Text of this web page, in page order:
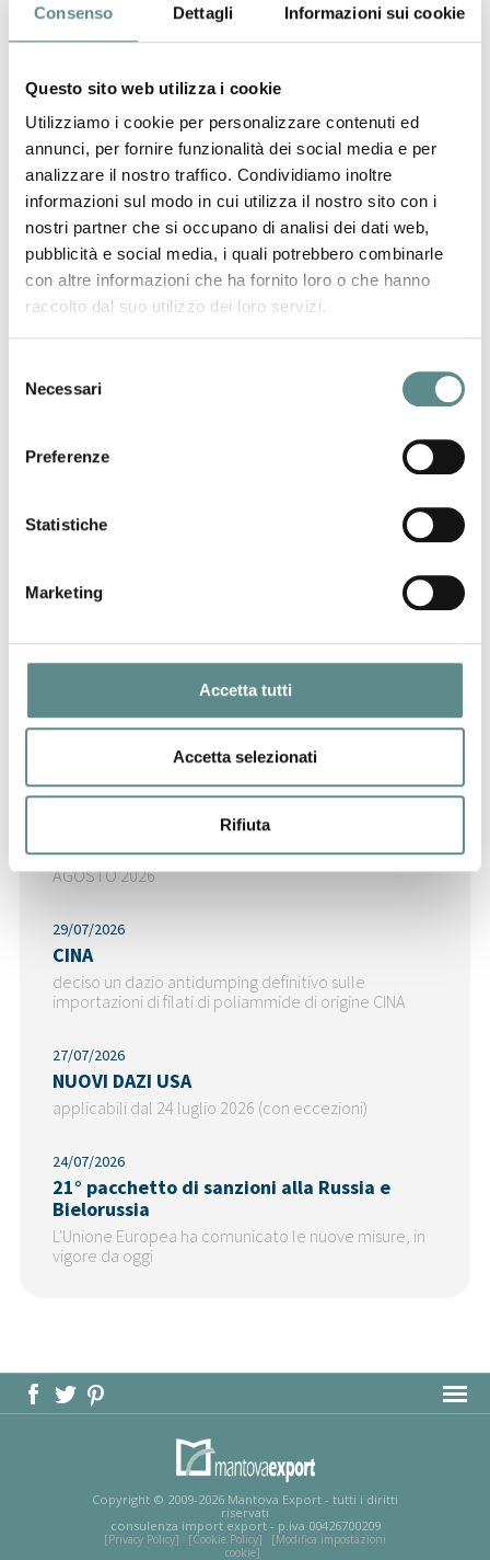
Consenso Dettagli Informazioni sui cookie
Questo sito web utilizza i cookie
Utilizziamo i cookie per personalizzare contenuti ed
annunci, per fornire funzionalità dei social media e per
analizzare il nostro traffico. Condividiamo inoltre
informazioni sul modo in cui utilizza il nostro sito con i
nostri partner che si occupano di analisi dei dati web,
pubblicità e social media, i quali potrebbero combinarle
con altre informazioni che ha fornito loro o che hanno
raccolto dal suo utilizzo dei loro servizi.
delNecessari
Preferenze
Statistiche
Marketing
Accetta tutti
Accetta selezionati
Rifiuta
verranno richiesti 2 Euro per voce doganale, con un minimo di
20 Euro.
precedente:origine preferenziale
successivo:
master commercio estero 2017
31/07/2026
27/07/2026
Ultime News
CHIUSURA ESTIVA UFFICI
AGOSTO 2026
29/07/2026
CINA
deciso un dazio antidumping definitivo sulle
importazioni di filati di poliammide di origine CINA
27/07/2026
NUOVI DAZI USA
applicabili dal 24 luglio 2026 (con eccezioni)
24/07/2026
21° pacchetto di sanzioni alla Russia e
Bielorussia
L'Unione Europea ha comunicato le nuove misure, in
vigore da oggi
Copyright © 2009-2026 Mantova Export - tutti i diritti
riservati
consulenza import export - p.iva 00426700209
[Privacy Policy] [Cookie Policy]
[Modifica impostazioni
cookie]